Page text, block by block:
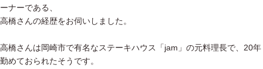
ーナーである、
高橋さんの経歴をお伺いしました。
高橋さんは岡崎市で有名なステーキハウス「jam」の元料理長で、20年
勤めておられたそうです。